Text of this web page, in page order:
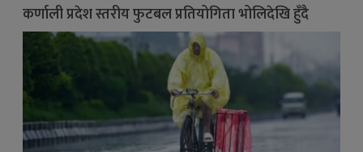
कर्णाली प्रदेश स्तरीय फुटबल प्रतियोगिता भोलिदेखि हुँदै